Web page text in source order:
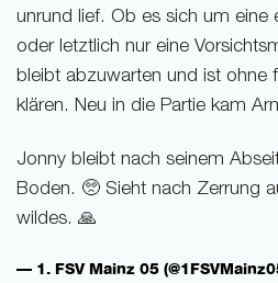
unrund lief. Ob es sich um eine
oder letztlich nur eine
bleibt abzuwarten und ist ohne
klären. Neu in die Partie kam
Jonny bleibt nach seinem
Boden. 🥺 Sieht nach Zerrung
wildes. 🙏
— 1. FSV Mainz 05